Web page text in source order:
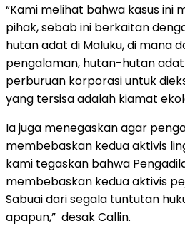
“Kami melihat bahwa kasus ini
pihak, sebab ini berkaitan
hutan adat di Maluku, di mana
pengalaman, hutan-hutan
perburuan korporasi untuk
yang tersisa adalah kiamat
Ia juga menegaskan agar
membebaskan kedua aktivis
kami tegaskan bahwa
membebaskan kedua aktivis
Sabuai dari segala tuntutan
apapun,” desak Callin.